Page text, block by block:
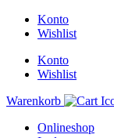
Konto
Wishlist
Konto
Wishlist
Warenkorb
Onlineshop